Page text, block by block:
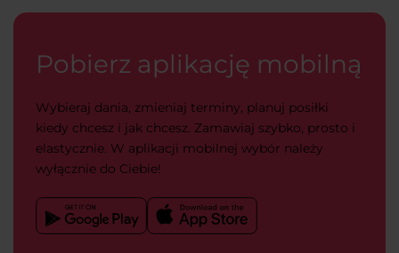
Pobierz aplikację mobilną
Wybieraj dania, zmieniaj terminy, planuj posiłki
kiedy chcesz i jak chcesz. Zamawiaj szybko, prosto i
elastycznie. W aplikacji mobilnej wybór należy
wyłącznie do Ciebie!